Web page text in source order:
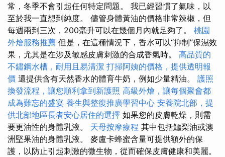
常，冬季不會引起任何特定問題。 我已經習慣了氣味，以
至於我一直想到純度。 儘管身體黃油的價格非常辣椒，但
每週兩到三次，200毫升可以在幾個月內就足夠了。 桃園
外燴服務推薦 但是，在這種情況下，香水可以“抑制”保濕效
果，尤其是在涉及敏感皮膚刺激的合成香氣時。 高品質的
不鏽鋼水槽，耐用且易清潔 打掃阿姨的價格，提供透明報
價 還提供含有天然香水的體育牛奶，例如少量精油。 護照
換發流程，讓您順利拿到新護照 高級外燴，讓每個聚會都
成為難忘的盛宴 養生與整復推廣學習中心 安養院北部，提
供北部地區長者安心居住的選擇 如果您的皮膚乾燥，則需
要更油性的身體乳液。 天母按摩療程 其中包括鱷梨油或澳
洲堅果油的身體乳液。 麥盧卡蜂蜜含量可提供額外的保
護，以防止引起刺激的微生物，從而確保皮膚健康和美麗。